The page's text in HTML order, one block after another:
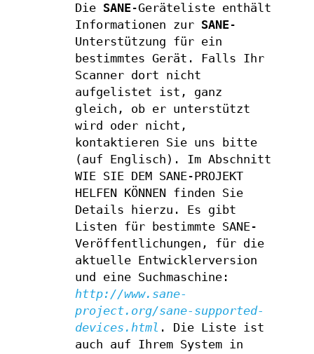
Die SANE-Geräteliste enthält
Informationen zur SANE-
Unterstützung für ein
bestimmtes Gerät. Falls Ihr
Scanner dort nicht
aufgelistet ist, ganz
gleich, ob er unterstützt
wird oder nicht,
kontaktieren Sie uns bitte
(auf Englisch). Im Abschnitt
WIE SIE DEM SANE-PROJEKT
HELFEN KÖNNEN finden Sie
Details hierzu. Es gibt
Listen für bestimmte SANE-
Veröffentlichungen, für die
aktuelle Entwicklerversion
und eine Suchmaschine:
http://www.sane-
project.org/sane-supported-
devices.html . Die Liste ist
auch auf Ihrem System in